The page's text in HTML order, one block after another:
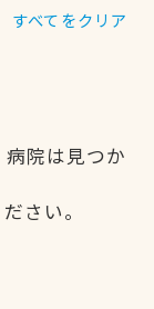
すべてをクリア
院は見つか
さい。